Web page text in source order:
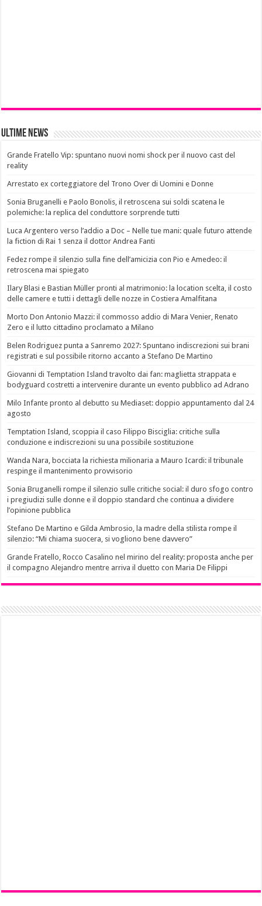
Ultime News
Grande Fratello Vip: spuntano nuovi nomi shock per il nuovo cast del
reality
Arrestato ex corteggiatore del Trono Over di Uomini e Donne
Sonia Bruganelli e Paolo Bonolis, il retroscena sui soldi scatena le
polemiche: la replica del conduttore sorprende tutti
Luca Argentero verso l’addio a Doc – Nelle tue mani: quale futuro attende
la fiction di Rai 1 senza il dottor Andrea Fanti
Fedez rompe il silenzio sulla fine dell’amicizia con Pio e Amedeo: il
retroscena mai spiegato
Ilary Blasi e Bastian Müller pronti al matrimonio: la location scelta, il costo
delle camere e tutti i dettagli delle nozze in Costiera Amalfitana
Morto Don Antonio Mazzi: il commosso addio di Mara Venier, Renato
Zero e il lutto cittadino proclamato a Milano
Belen Rodriguez punta a Sanremo 2027: Spuntano indiscrezioni sui brani
registrati e sul possibile ritorno accanto a Stefano De Martino
Giovanni di Temptation Island travolto dai fan: maglietta strappata e
bodyguard costretti a intervenire durante un evento pubblico ad Adrano
Milo Infante pronto al debutto su Mediaset: doppio appuntamento dal 24
agosto
Temptation Island, scoppia il caso Filippo Bisciglia: critiche sulla
conduzione e indiscrezioni su una possibile sostituzione
Wanda Nara, bocciata la richiesta milionaria a Mauro Icardi: il tribunale
respinge il mantenimento provvisorio
Sonia Bruganelli rompe il silenzio sulle critiche social: il duro sfogo contro
i pregiudizi sulle donne e il doppio standard che continua a dividere
l’opinione pubblica
Stefano De Martino e Gilda Ambrosio, la madre della stilista rompe il
silenzio: “Mi chiama suocera, si vogliono bene davvero”
Grande Fratello, Rocco Casalino nel mirino del reality: proposta anche per
il compagno Alejandro mentre arriva il duetto con Maria De Filippi